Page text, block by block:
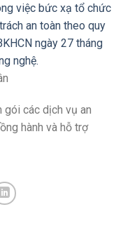
việc bức xạ tổ chức
an toàn theo quy
ngày 27 tháng
nghệ.
gói các dịch vụ an
hành và hỗ trợ